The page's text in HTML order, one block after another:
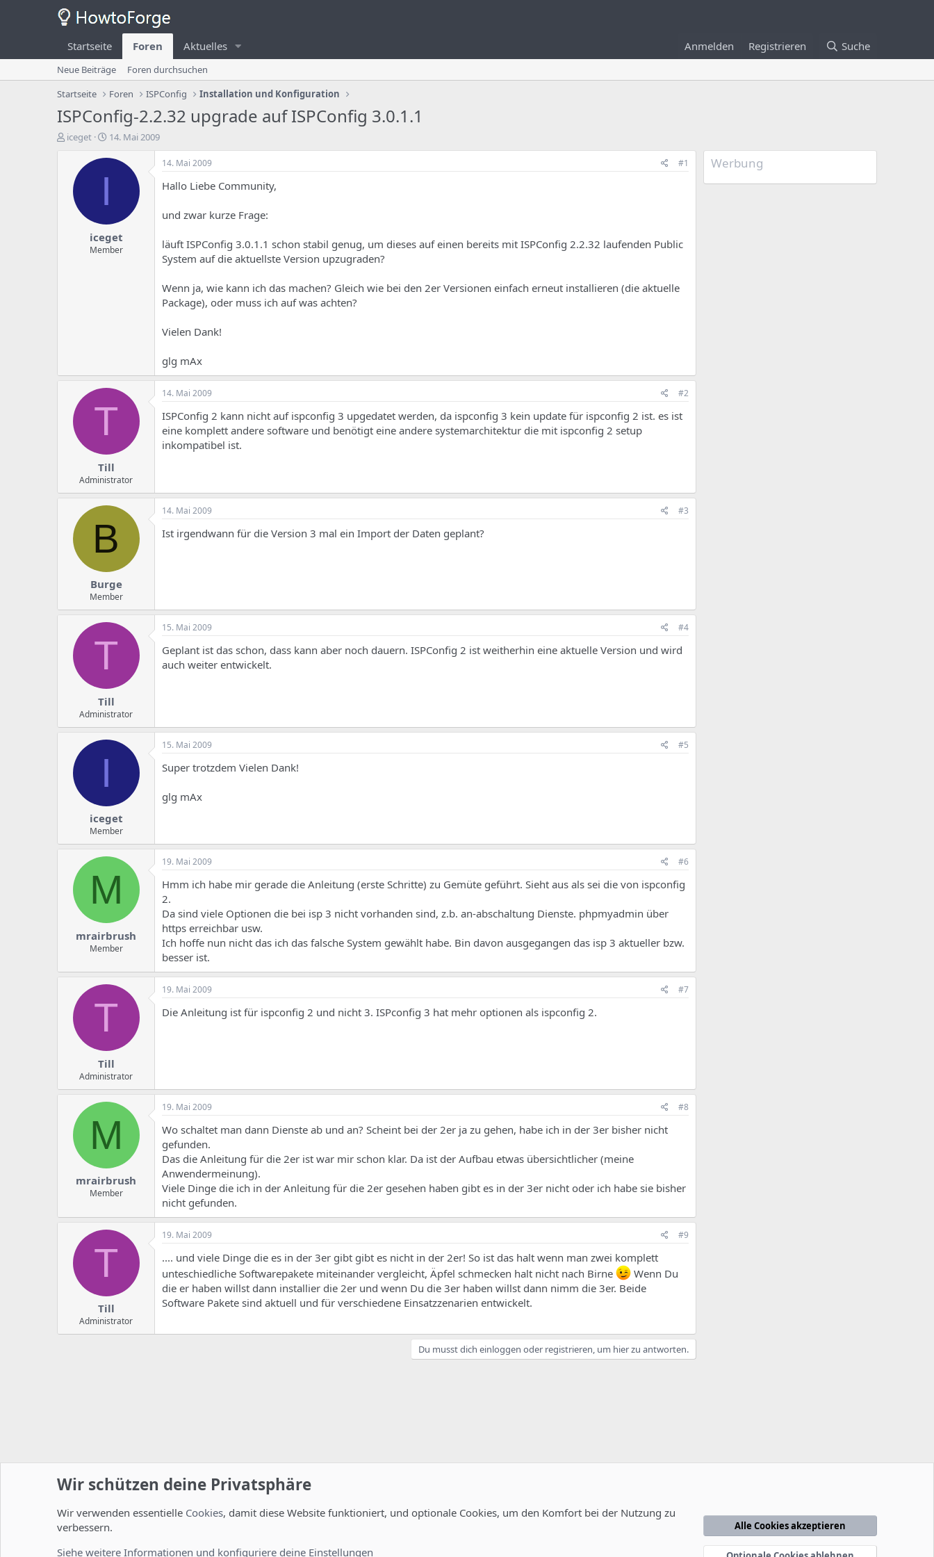
Startseite Foren Aktuelles Anmelden Registrieren Suche
Neue Beiträge
Foren durchsuchen
Startseite
Foren ISPConfig Installation und Konfiguration
ISPConfig-2.2.32 upgrade auf ISPConfig 3.0.1.1
E
iceget
E
s
u
n
g
14. Mai 2009
I
iceget
Member
14. Mai 2009 #1
Hallo Liebe Community,
und zwar kurze Frage:
läuft ISPConfig 3.0.1.1 schon stabil genug, um dieses auf einen bereits mit ISPConfig 2.2.32 laufenden Public
System auf die aktuellste Version upzugraden?
Wenn ja, wie kann ich das machen? Gleich wie bei den 2er Versionen einfach erneut installieren (die aktuelle
Package), oder muss ich auf was achten?
Vielen Dank!
glg mAx
T
Till
Administrator
14. Mai 2009 #2
ISPConfig 2 kann nicht auf ispconfig 3 upgedatet werden, da ispconfig 3 kein update für ispconfig 2 ist. es ist
eine komplett andere software und benötigt eine andere systemarchitektur die mit ispconfig 2 setup
inkompatibel ist.
B
Burge
Member
14. Mai 2009 #3
Ist irgendwann für die Version 3 mal ein Import der Daten geplant?
T
Till
Administrator
15. Mai 2009 #4
Geplant ist das schon, dass kann aber noch dauern. ISPConfig 2 ist weitherhin eine aktuelle Version und wird
auch weiter entwickelt.
I
iceget
Member
15. Mai 2009 #5
Super trotzdem Vielen Dank!
glg mAx
M
mrairbrush
Member
19. Mai 2009 #6
Hmm ich habe mir gerade die Anleitung (erste Schritte) zu Gemüte geführt. Sieht aus als sei die von ispconfig
2.
Da sind viele Optionen die bei isp 3 nicht vorhanden sind, z.b. an-abschaltung Dienste. phpmyadmin über
https erreichbar usw.
Ich hoffe nun nicht das ich das falsche System gewählt habe. Bin davon ausgegangen das isp 3 aktueller bzw.
besser ist.
T
Till
Administrator
19. Mai 2009 #7
Die Anleitung ist für ispconfig 2 und nicht 3. ISPconfig 3 hat mehr optionen als ispconfig 2.
M
mrairbrush
Member
19. Mai 2009 #8
Wo schaltet man dann Dienste ab und an? Scheint bei der 2er ja zu gehen, habe ich in der 3er bisher nicht
gefunden.
Das die Anleitung für die 2er ist war mir schon klar. Da ist der Aufbau etwas übersichtlicher (meine
Anwendermeinung).
Viele Dinge die ich in der Anleitung für die 2er gesehen haben gibt es in der 3er nicht oder ich habe sie bisher
nicht gefunden.
T
Till
Administrator
19. Mai 2009 #9
.... und viele Dinge die es in der 3er gibt gibt es nicht in der 2er! So ist das halt wenn man zwei komplett
unteschiedliche Softwarepakete miteinander vergleicht, Äpfel schmecken halt nicht nach Birne
Wenn Du
die er haben willst dann installier die 2er und wenn Du die 3er haben willst dann nimm die 3er. Beide
Software Pakete sind aktuell und für verschiedene Einsatzzenarien entwickelt.
Du musst dich einloggen oder registrieren, um hier zu antworten.
Werbung
Startseite Foren ISPConfig Installation und Konfiguration
Datenschutzerklärung Hilfe Startseite
Wir schützen deine Privatsphäre
Wir verwenden essentielle Cookies, damit diese Website funktioniert, und optionale Cookies, um den Komfort bei der Nutzung zu
verbessern.
Siehe weitere Informationen und konfiguriere deine Einstellungen
Alle Cookies akzeptieren